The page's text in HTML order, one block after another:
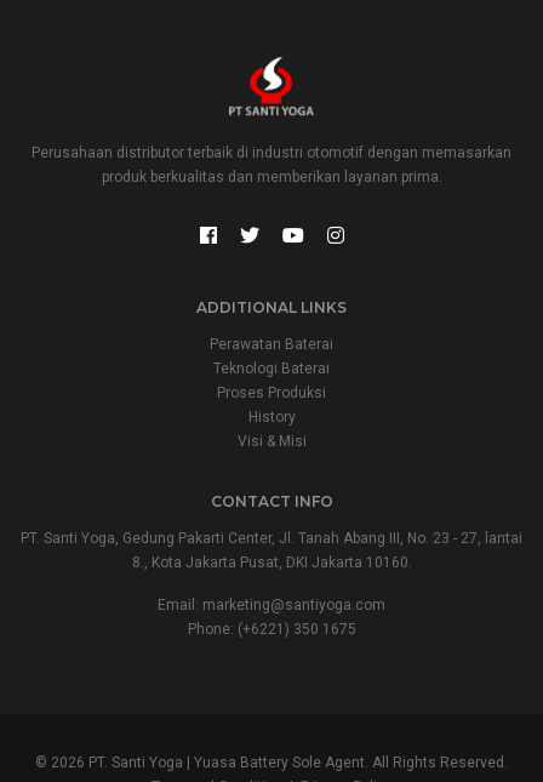
Perusahaan distributor terbaik di industri otomotif dengan memasarkan
produk berkualitas dan memberikan layanan prima.
ADDITIONAL LINKS
Perawatan Baterai
Teknologi Baterai
Proses Produksi
History
Visi & Misi
CONTACT INFO
PT. Santi Yoga, Gedung Pakarti Center, Jl. Tanah Abang III, No. 23 - 27, lantai
8., Kota Jakarta Pusat, DKI Jakarta 10160.
Email: marketing@santiyoga.com
Phone: (+6221) 350 1675
© 2026 PT. Santi Yoga | Yuasa Battery Sole Agent. All Rights Reserved.